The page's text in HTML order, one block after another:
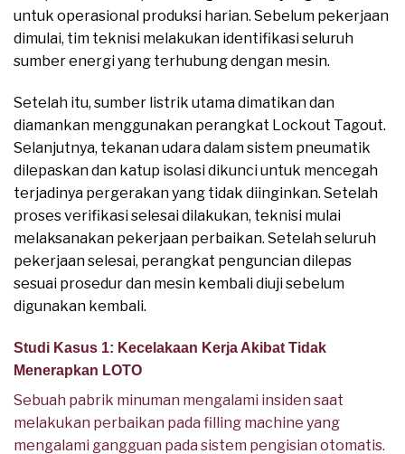
untuk operasional produksi harian. Sebelum pekerjaan
dimulai, tim teknisi melakukan identifikasi seluruh
sumber energi yang terhubung dengan mesin.
Setelah itu, sumber listrik utama dimatikan dan
diamankan menggunakan perangkat Lockout Tagout.
Selanjutnya, tekanan udara dalam sistem pneumatik
dilepaskan dan katup isolasi dikunci untuk mencegah
terjadinya pergerakan yang tidak diinginkan. Setelah
proses verifikasi selesai dilakukan, teknisi mulai
melaksanakan pekerjaan perbaikan. Setelah seluruh
pekerjaan selesai, perangkat penguncian dilepas
sesuai prosedur dan mesin kembali diuji sebelum
digunakan kembali.
Studi Kasus 1: Kecelakaan Kerja Akibat Tidak
Menerapkan LOTO
Sebuah pabrik minuman mengalami insiden saat
melakukan perbaikan pada filling machine yang
mengalami gangguan pada sistem pengisian otomatis.